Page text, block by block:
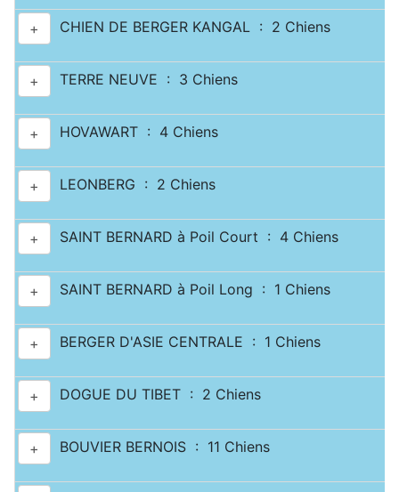
+ CHIEN DE BERGER KANGAL : 2 Chiens
+ TERRE NEUVE : 3 Chiens
+ HOVAWART : 4 Chiens
+ LEONBERG : 2 Chiens
+ SAINT BERNARD à Poil Court : 4 Chiens
+ SAINT BERNARD à Poil Long : 1 Chiens
+ BERGER D'ASIE CENTRALE : 1 Chiens
+ DOGUE DU TIBET : 2 Chiens
+ BOUVIER BERNOIS : 11 Chiens